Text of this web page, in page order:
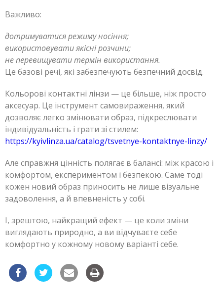
Важливо:
дотримуватися режиму носіння;
використовувати якісні розчини;
не перевищувати термін використання.
Це базові речі, які забезпечують безпечний досвід.
Кольорові контактні лінзи — це більше, ніж просто
аксесуар. Це інструмент самовираження, який
дозволяє легко змінювати образ, підкреслювати
індивідуальність і грати зі стилем:
https://kyivlinza.ua/catalog/tsvetnye-kontaktnye-linzy/
Але справжня цінність полягає в балансі: між красою і
комфортом, експериментом і безпекою. Саме тоді
кожен новий образ приносить не лише візуальне
задоволення, а й впевненість у собі.
І, зрештою, найкращий ефект — це коли зміни
виглядають природно, а ви відчуваєте себе
комфортно у кожному новому варіанті себе.